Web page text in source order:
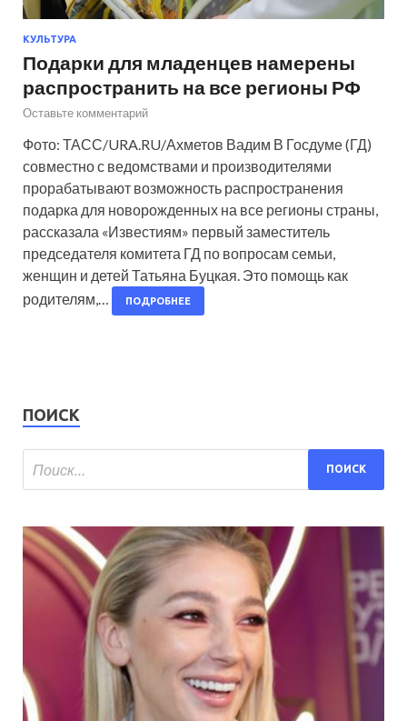
КУЛЬТУРА
Подарки для младенцев намерены
распространить на все регионы РФ
Оставьте комментарий
Фото: ТАСС/URA.RU/Ахметов Вадим В Госдуме (ГД)
совместно с ведомствами и производителями
прорабатывают возможность распространения
подарка для новорожденных на все регионы страны,
рассказала «Известиям» первый заместитель
председателя комитета ГД по вопросам семьи,
женщин и детей Татьяна Буцкая. Это помощь как
родителям,…
ПОДРОБНЕЕ
ПОИСК